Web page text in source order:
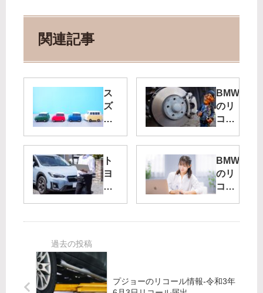
関連記事
ス
ズ
キ
リ
コ
ー
令
年
4
月
BMW
のリ
コー
報-令
和4
年10
月12
日リ
ル届
ト
ヨ
タ
車
リ
コ
ー
ル
BMW
のリ
コー
和4
コー
プジョーのリコール情報-令和3年